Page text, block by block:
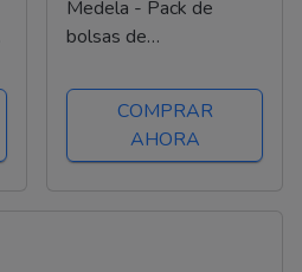
Medela - Pack de
bolsas de
leche materna de 180
ml, bolsas de recogida
de leche materna sin
COMPRAR
AHORA